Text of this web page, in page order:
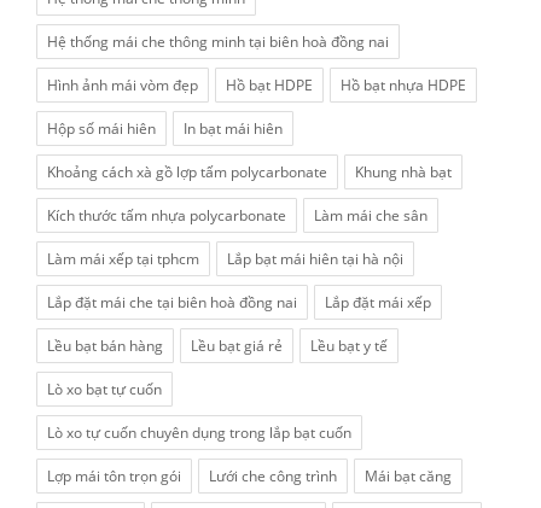
Hệ thống mái che thông minh tại biên hoà đồng nai
Hình ảnh mái vòm đẹp Hồ bạt HDPE Hồ bạt nhựa HDPE
Hộp số mái hiên In bạt mái hiên
Khoảng cách xà gồ lợp tấm polycarbonate Khung nhà bạt
Kích thước tấm nhựa polycarbonate Làm mái che sân
Làm mái xếp tại tphcm Lắp bạt mái hiên tại hà nội
Lắp đặt mái che tại biên hoà đồng nai Lắp đặt mái xếp
Lều bạt bán hàng Lều bạt giá rẻ Lều bạt y tế
Lò xo bạt tự cuốn
Lò xo tự cuốn chuyên dụng trong lắp bạt cuốn
Lợp mái tôn trọn gói Lưới che công trình Mái bạt căng